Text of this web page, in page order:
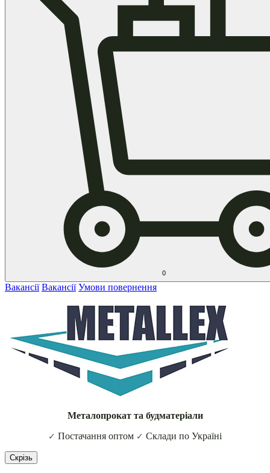
0
Вакансії Вакансії Умови повернення
Металопрокат та будматеріали
✓ Постачання оптом ✓ Склади по Україні
Скрізь